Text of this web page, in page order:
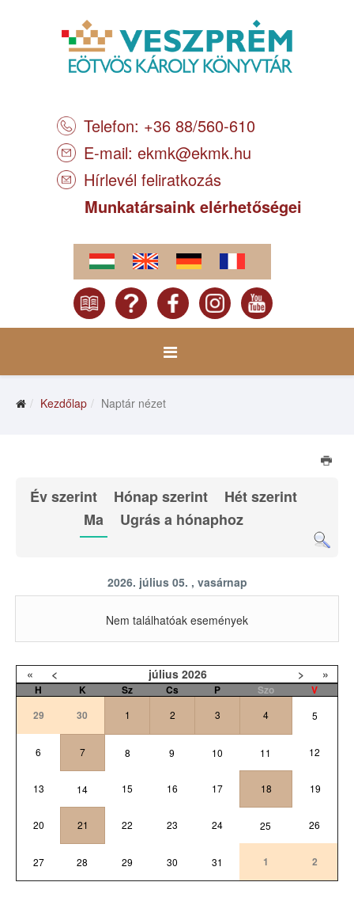
Telefon: +36 88/560-610
E-mail: ekmk@ekmk.hu
Hírlevél feliratkozás
Munkatársaink elérhetőségei
Kezdőlap Naptár nézet
Év szerint Hónap szerint
Hét szerint
Ma
Ugrás a hónaphoz
2026. július 05. , vasárnap
Nem találhatóak események
« < július 2026 > »
H K Sz Cs P Szo
V
29
30 1 2 3 4 5
6 7 8 9 10 11 12
13 14 15 16 17 18 19
20 21 22 23 24 25 26
27 28 29 30 31 1 2